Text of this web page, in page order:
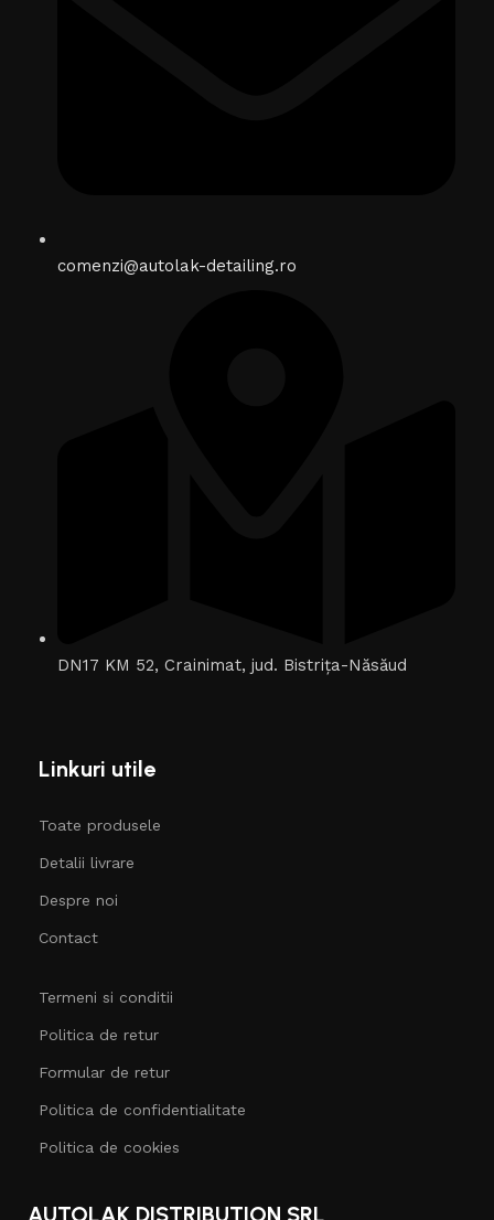
comenzi@autolak-detailing.ro
DN17 KM 52, Crainimat, jud. Bistrița-Năsăud
Linkuri utile
Toate produsele
Detalii livrare
Despre noi
Contact
Termeni si conditii
Politica de retur
Formular de retur
Politica de confidentialitate
Politica de cookies
AUTOLAK DISTRIBUTION SRL